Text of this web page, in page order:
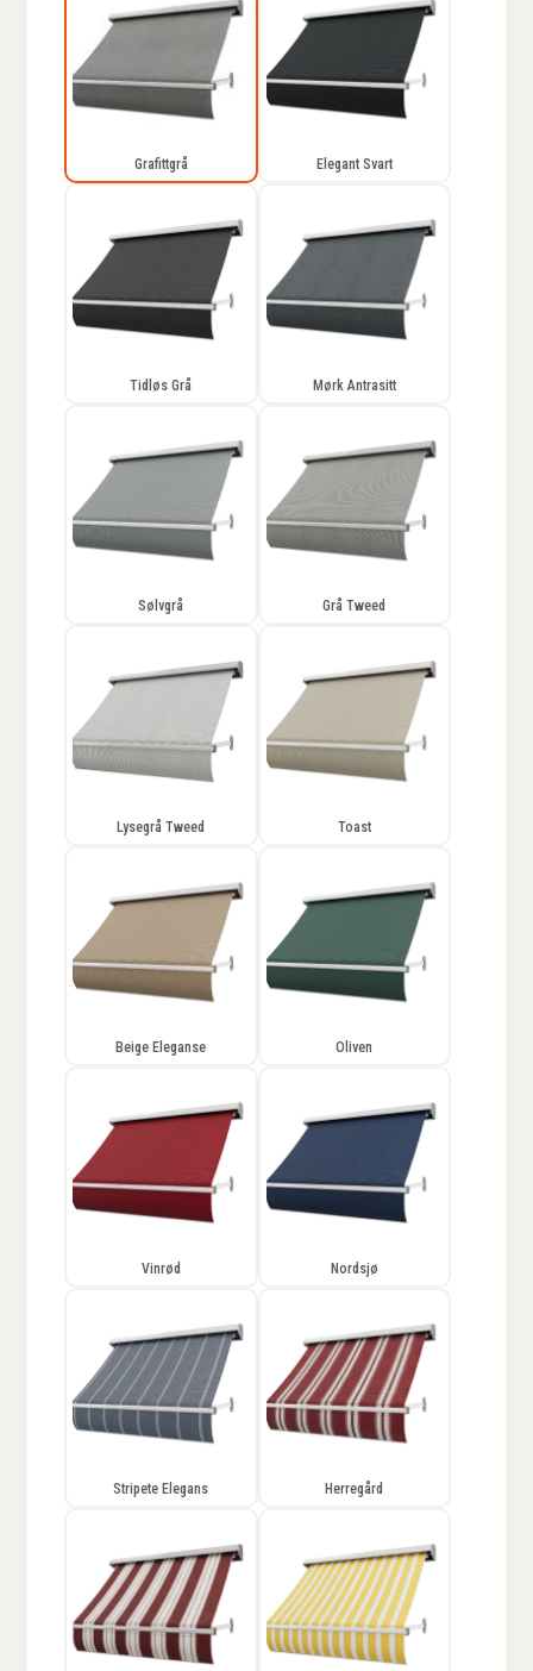
Grafittgrå Elegant Svart
Tidløs Grå Mørk Antrasitt
Sølvgrå Grå Tweed
Lysegrå Tweed Toast
Beige Eleganse Oliven
Vinrød Nordsjø
Stripete Elegans Herregård